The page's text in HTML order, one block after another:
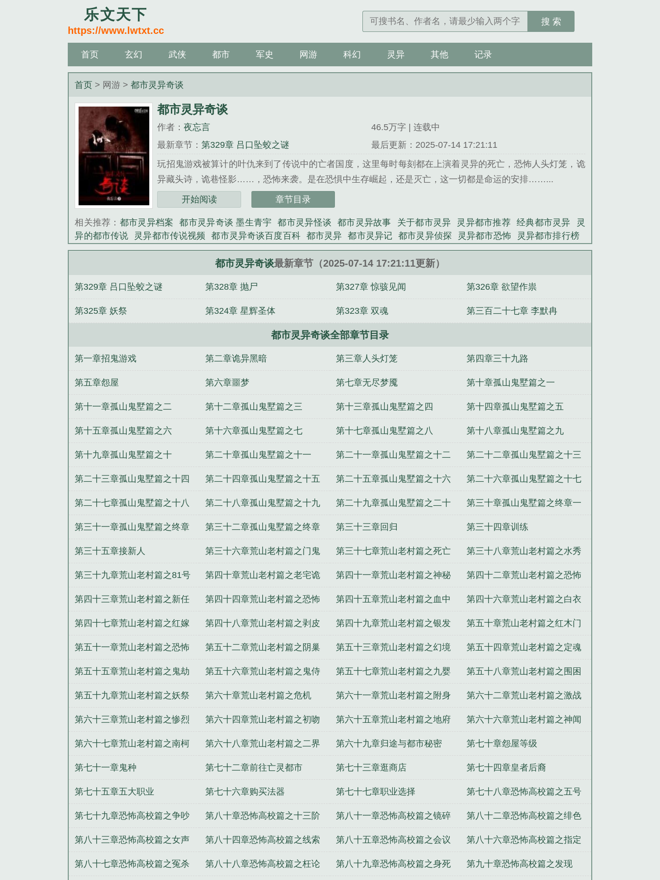
乐文天下
https://www.lwtxt.cc
搜 索
首页 玄幻 武侠 都市 军史 网游 科幻 灵异 其他 记录
首页 > 网游 >都市灵异奇谈
都市灵异奇谈
作者：夜忘言
46.5万字 | 连载中
最新章节：第329章 吕口坠蛟之谜
最后更新：2025-07-14 17:21:11
玩招鬼游戏被算计的叶仇来到了传说中的亡者国度，这里每时每刻都在上演着灵异的死亡，恐怖人头灯笼，诡
异藏头诗，诡巷怪影……，恐怖来袭。是在恐惧中生存崛起，还是灭亡，这一切都是命运的安排……...
《都市灵异奇谈》是夜忘言精心创作的网游类小说。
开始阅读 章节目录
相关推荐： 都市灵异档案 都市灵异奇谈 墨生青宇 都市灵异怪谈 都市灵异故事 关于都市灵异 灵异都市推荐 经典都市灵异
灵
异的都市传说
灵异都市传说视频 都市灵异奇谈百度百科 都市灵异 都市灵异记 都市灵异侦探 灵异都市恐怖
灵异都市排行榜
都市灵异类排行榜 都市灵异录 都市灵异事件 都市灵异故事短篇超吓人 都市灵异排行榜完本 都市灵异文 灵异都市传说故事 灵
都市灵异排行榜完本推荐 都市灵异事件真实 都市灵异奇谈免费阅读
神王 三国志之大白天下 作恶（ABO nph） 一个人的宗门 暴虎 万维大世界 美女遇上兵 （快穿）男主是个大反
都市灵异奇谈最新章节（2025-07-14 17:21:11更新）
第329章 吕口坠蛟之谜 第328章 抛尸 第327章 惊骇见闻 第326章 欲望作祟
第325章 妖祭 第324章 星辉圣体 第323章 双魂 第三百二十七章 李默冉
都市灵异奇谈全部章节目录
第一章招鬼游戏 第二章诡异黑暗 第三章人头灯笼 第四章三十九路
第五章怨屋 第六章噩梦 第七章无尽梦魇 第十章孤山鬼墅篇之一
第十一章孤山鬼墅篇之二 第十二章孤山鬼墅篇之三 第十三章孤山鬼墅篇之四 第十四章孤山鬼墅篇之五
第十五章孤山鬼墅篇之六 第十六章孤山鬼墅篇之七 第十七章孤山鬼墅篇之八 第十八章孤山鬼墅篇之九
第十九章孤山鬼墅篇之十 第二十章孤山鬼墅篇之十一 第二十一章孤山鬼墅篇之十二 第二十二章孤山鬼墅篇之十三
第二十三章孤山鬼墅篇之十四 第二十四章孤山鬼墅篇之十五 第二十五章孤山鬼墅篇之十六 第二十六章孤山鬼墅篇之十七
第二十七章孤山鬼墅篇之十八 第二十八章孤山鬼墅篇之十九 第二十九章孤山鬼墅篇之二十 第三十章孤山鬼墅篇之终章一
第三十一章孤山鬼墅篇之终章
二
第三十二章孤山鬼墅篇之终章
三
第三十三章回归 第三十四章训练
第三十五章接新人 第三十六章荒山老村篇之门鬼
游戏
第三十七章荒山老村篇之死亡
预感
第三十八章荒山老村篇之水秀
第三十九章荒山老村篇之81号
古宅
第四十章荒山老村篇之老宅诡
事
第四十一章荒山老村篇之神秘
女人
第四十二章荒山老村篇之恐怖
纸牌游戏
第四十三章荒山老村篇之新任
务
第四十四章荒山老村篇之恐怖
上演
第四十五章荒山老村篇之血中
鬼手
第四十六章荒山老村篇之白衣
厉鬼
第四十七章荒山老村篇之红嫁
衣
第四十八章荒山老村篇之剥皮 第四十九章荒山老村篇之银发
女人
第五十章荒山老村篇之红木门
第五十一章荒山老村篇之恐怖
进行时
第五十二章荒山老村篇之阴巢
恶鬼
第五十三章荒山老村篇之幻境 第五十四章荒山老村篇之定魂
钉
第五十五章荒山老村篇之鬼劫 第五十六章荒山老村篇之鬼侍
的力量
第五十七章荒山老村篇之九婴 第五十八章荒山老村篇之围困
第五十九章荒山老村篇之妖祭 第六十章荒山老村篇之危机 第六十一章荒山老村篇之附身 第六十二章荒山老村篇之激战
第六十三章荒山老村篇之惨烈 第六十四章荒山老村篇之初吻 第六十五章荒山老村篇之地府 第六十六章荒山老村篇之神闻
第六十七章荒山老村篇之南柯
一梦
第六十八章荒山老村篇之二界 第六十九章归途与都市秘密 第七十章怨屋等级
第七十一章鬼种 第七十二章前往亡灵都市 第七十三章逛商店 第七十四章皇者后裔
第七十五章五大职业 第七十六章购买法器 第七十七章职业选择 第七十八章恐怖高校篇之五号
楼
第七十九章恐怖高校篇之争吵 第八十章恐怖高校篇之十三阶
梯传说
第八十一章恐怖高校篇之镜碎 第八十二章恐怖高校篇之绯色
交易
第八十三章恐怖高校篇之女声 第八十四章恐怖高校篇之线索 第八十五章恐怖高校篇之会议
开始
第八十六章恐怖高校篇之指定
第八十七章恐怖高校篇之冤杀 第八十八章恐怖高校篇之枉论 第八十九章恐怖高校篇之身死 第九十章恐怖高校篇之发现